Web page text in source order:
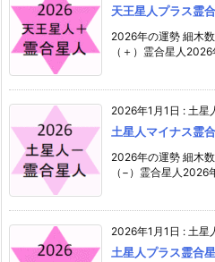
天王星人プラス霊
2026年の運勢 細木
（＋）霊合星人
2026年1月1日 : 土星
土星人マイナス霊
2026年の運勢 細木
（−）霊合星人2026
2026年1月1日 : 土星
土星人プラス霊合